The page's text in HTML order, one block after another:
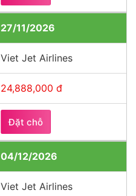
27/11/2026
Viet Jet Airlines
24,888,000 đ
Đặt chỗ
04/12/2026
Viet Jet Airlines